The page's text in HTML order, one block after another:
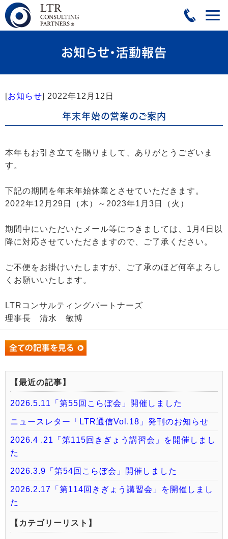
お知らせ・活動報告
[お知らせ] 2022年12月12日
年末年始の営業のご案内
本年もお引き立てを賜りまして、ありがとうございま
す。
下記の期間を年末年始休業とさせていただきます。
2022年12月29日（木）～2023年1月3日（火）
期間中にいただいたメール等につきましては、1月4日以
降に対応させていただきますので、ご了承ください。
ご不便をお掛けいたしますが、ご了承のほど何卒よろし
くお願いいたします。
LTRコンサルティングパートナーズ
理事長 清水 敏博
【最近の記事】
2026.5.11「第55回こらぼ会」開催しました
ニュースレター「LTR通信Vol.18」発刊のお知らせ
2026.4 .21「第115回きぎょう講習会」を開催しまし
た
2026.3.9「第54回こらぼ会」開催しました
2026.2.17「第114回きぎょう講習会」を開催しまし
た
【カテゴリーリスト】